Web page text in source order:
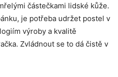
částečkami lidské kůže.
je potřeba udržet postel v
výroby a kvalitě
Zvládnout se to dá čistě v